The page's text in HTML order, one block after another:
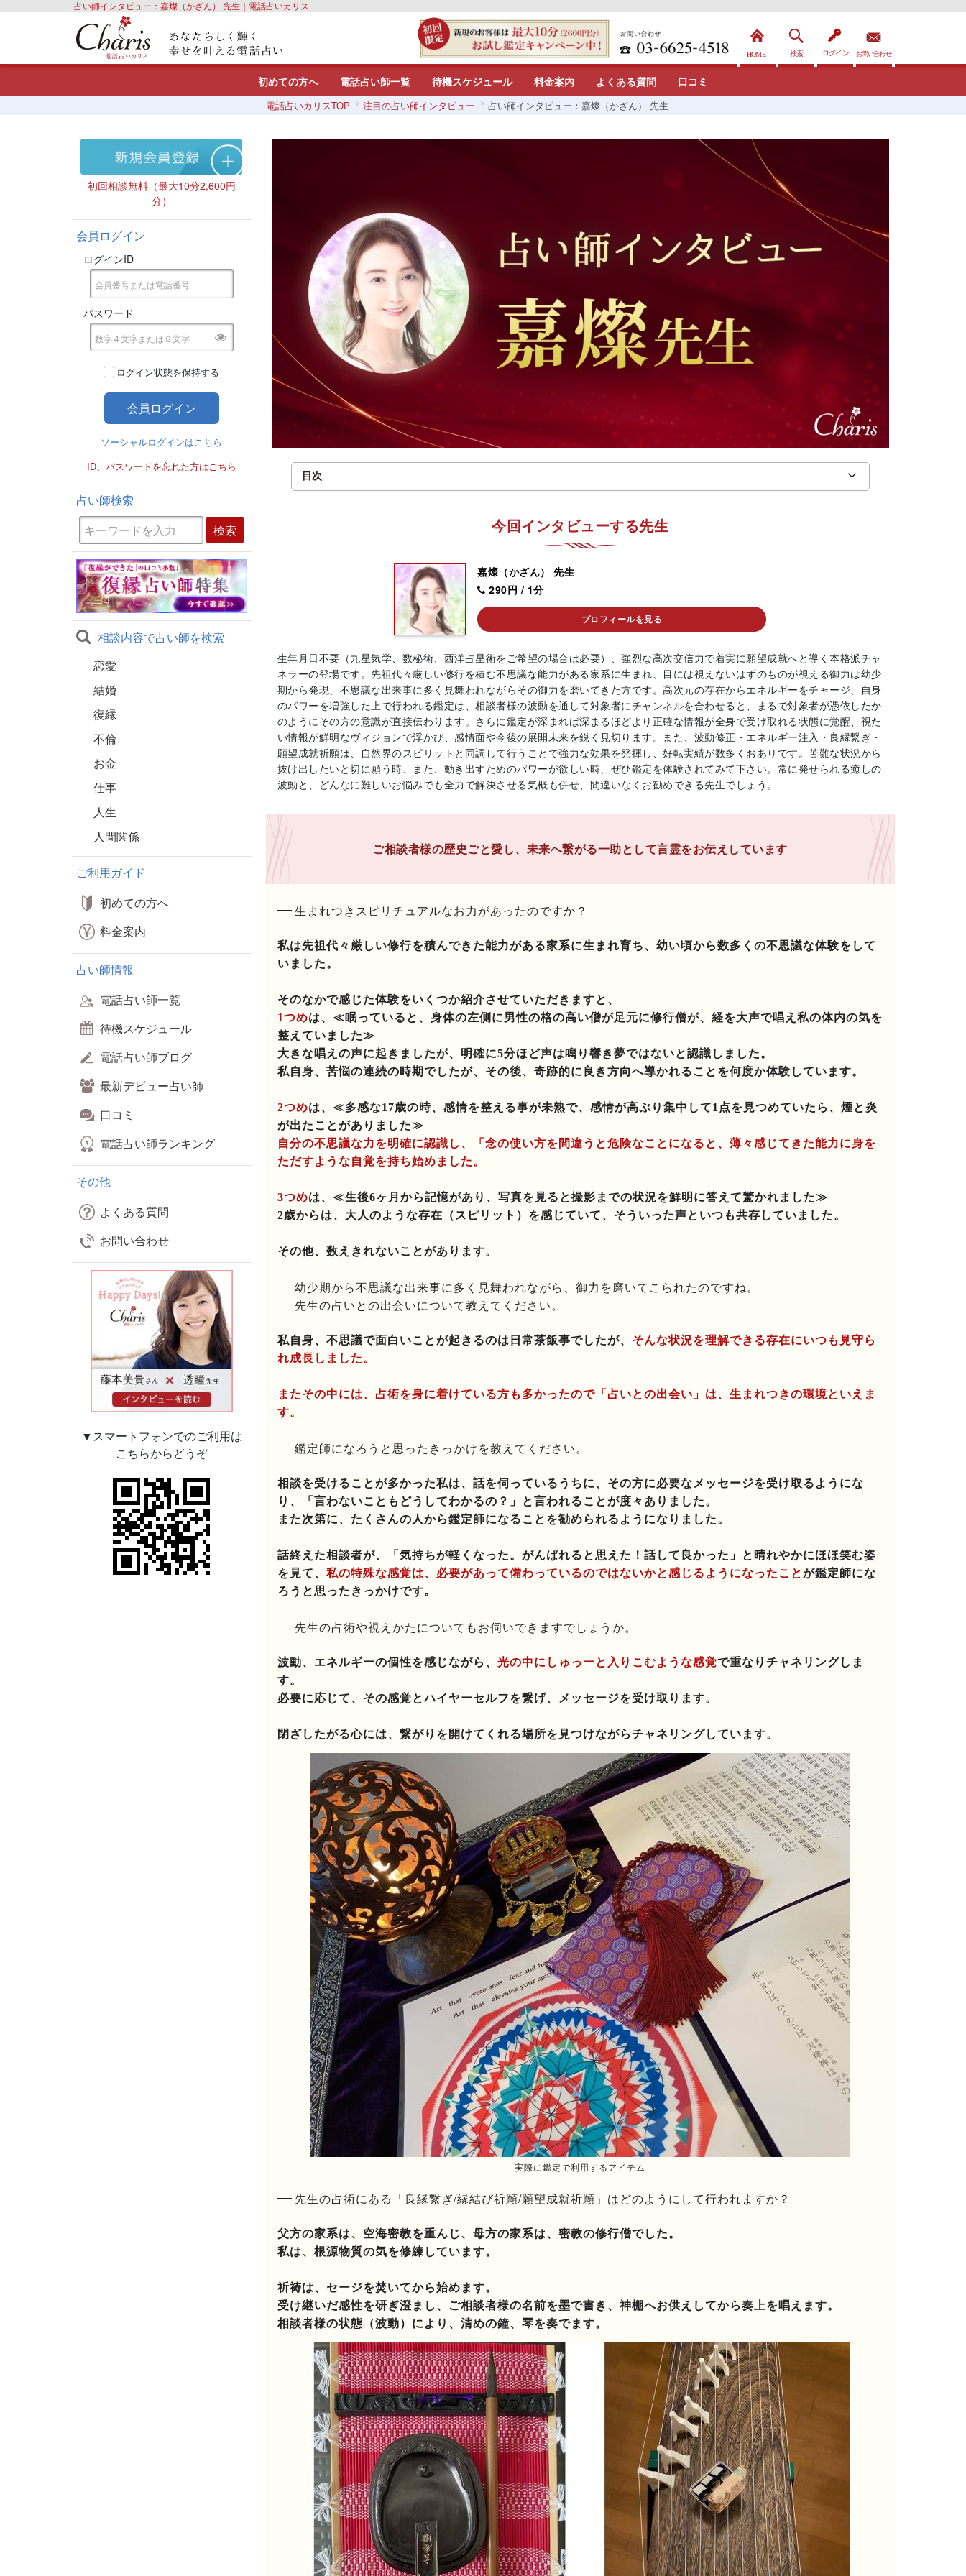
占い師インタビュー：嘉燦（かざん） 先生｜電話占いカリス
初めての方へ 電話占い師一覧 待機スケジュール 料金案内 よくある質問 口コミ
電話占いカリスTOP 注目の占い師インタビュー 占い師インタビュー：嘉燦（かざん） 先生
初回相談無料（最大10分2,600円
分）
会員ログイン
ログインID
パスワード
ログイン状態を保持する
ソーシャルログインはこちら
ID、パスワードを忘れた方はこちら
占い師検索
相談内容で占い師を検索
恋愛
結婚
復縁
不倫
お金
仕事
人生
人間関係
ご利用ガイド
初めての方へ
料金案内
占い師情報
電話占い師一覧
待機スケジュール
電話占い師ブログ
最新デビュー占い師
口コミ
電話占い師ランキング
その他
よくある質問
お問い合わせ
▼スマートフォンでのご利用は
こちらからどうぞ
目次
今回インタビューする先生
嘉燦（かざん） 先生
290円 / 1分
プロフィールを見る
生年月日不要（九星気学、数秘術、西洋占星術をご希望の場合は必要）、強烈な高次交信力で着実に願望成就へと導く本格派チャ
ネラーの登場です。先祖代々厳しい修行を積む不思議な能力がある家系に生まれ、目には視えないはずのものが視える御力は幼少
期から発現、不思議な出来事に多く見舞われながらその御力を磨いてきた方です。高次元の存在からエネルギーをチャージ、自身
のパワーを増強した上で行われる鑑定は、相談者様の波動を通して対象者にチャンネルを合わせると、まるで対象者が憑依したか
のようにその方の意識が直接伝わります。さらに鑑定が深まれば深まるほどより正確な情報が全身で受け取れる状態に覚醒、視た
い情報が鮮明なヴィジョンで浮かび、感情面や今後の展開未来を鋭く見切ります。また、波動修正・エネルギー注入・良縁繋ぎ・
願望成就祈願は、自然界のスピリットと同調して行うことで強力な効果を発揮し、好転実績が数多くおありです。苦難な状況から
抜け出したいと切に願う時、また、動き出すためのパワーが欲しい時、ぜひ鑑定を体験されてみて下さい。常に発せられる癒しの
波動と、どんなに難しいお悩みでも全力で解決させる気概も併せ、間違いなくお勧めできる先生でしょう。
ご相談者様の歴史ごと愛し、未来へ繋がる一助として言霊をお伝えしています
生まれつきスピリチュアルなお力があったのですか？
私は先祖代々厳しい修行を積んできた能力がある家系に生まれ育ち、幼い頃から数多くの不思議な体験をして
いました。
そのなかで感じた体験をいくつか紹介させていただきますと、
1つめは、≪眠っていると、身体の左側に男性の格の高い僧が足元に修行僧が、経を大声で唱え私の体内の気を
整えていました≫
大きな唱えの声に起きましたが、明確に5分ほど声は鳴り響き夢ではないと認識しました。
私自身、苦悩の連続の時期でしたが、その後、奇跡的に良き方向へ導かれることを何度か体験しています。
2つめは、≪多感な17歳の時、感情を整える事が未熟で、感情が高ぶり集中して1点を見つめていたら、煙と炎
が出たことがありました≫
自分の不思議な力を明確に認識し、「念の使い方を間違うと危険なことになると、薄々感じてきた能力に身を
ただすような自覚を持ち始めました。
3つめは、≪生後6ヶ月から記憶があり、写真を見ると撮影までの状況を鮮明に答えて驚かれました≫
2歳からは、大人のような存在（スピリット）を感じていて、そういった声といつも共存していました。
その他、数えきれないことがあります。
幼少期から不思議な出来事に多く見舞われながら、御力を磨いてこられたのですね。
先生の占いとの出会いについて教えてください。
私自身、不思議で面白いことが起きるのは日常茶飯事でしたが、 そんな状況を理解できる存在にいつも見守ら
れ成長しました。
またその中には、占術を身に着けている方も多かったので「占いとの出会い」は、生まれつきの環境といえま
す。
鑑定師になろうと思ったきっかけを教えてください。
相談を受けることが多かった私は、話を伺っているうちに、その方に必要なメッセージを受け取るようにな
り、「言わないこともどうしてわかるの？」と言われることが度々ありました。
また次第に、たくさんの人から鑑定師になることを勧められるようになりました。
話終えた相談者が、「気持ちが軽くなった。がんばれると思えた！話して良かった」と晴れやかにほほ笑む姿
を見て、 私の特殊な感覚は、必要があって備わっているのではないかと感じるようになったことが鑑定師にな
ろうと思ったきっかけです。
先生の占術や視えかたについてもお伺いできますでしょうか。
波動、エネルギーの個性を感じながら、 光の中にしゅっーと入りこむような感覚で重なりチャネリングしま
す。
必要に応じて、その感覚とハイヤーセルフを繋げ、メッセージを受け取ります。
閉ざしたがる心には、繋がりを開けてくれる場所を見つけながらチャネリングしています。
実際に鑑定で利用するアイテム
先生の占術にある「良縁繋ぎ/縁結び祈願/願望成就祈願」はどのようにして行われますか？
父方の家系は、空海密教を重んじ、母方の家系は、密教の修行僧でした。
私は、根源物質の気を修練しています。
祈祷は、セージを焚いてから始めます。
受け継いだ感性を研ぎ澄まし、ご相談者様の名前を墨で書き、神棚へお供えしてから奏上を唱えます。
相談者様の状態（波動）により、清めの鐘、琴を奏でます。